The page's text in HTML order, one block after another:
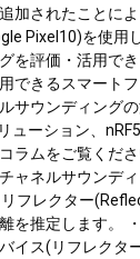
加されたことに
Pixel10)を使用
を評価・活用で
できるスマート
サウンディング
ューション、
ラムをご覧くだ
ャネルサウンデ
フレクター
を推定します。
イス(リフレクタ